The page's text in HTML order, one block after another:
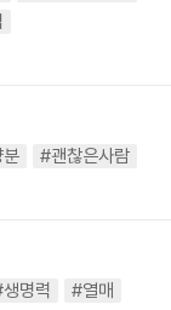
#괜찮은사람
명력
#열매